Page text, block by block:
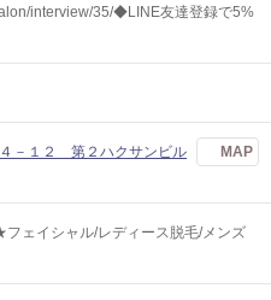
interview/35/◆LINE友達登録で5%
－１２ 第２ハクサンビル
MAP
ェイシャル/レディース脱毛/メンズ